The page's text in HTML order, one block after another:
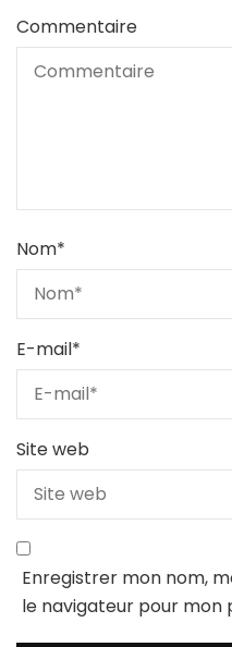
Commentaire
Nom*
E-mail*
Site web
Enregistrer mon nom,
le navigateur pour